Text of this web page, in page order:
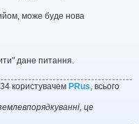
може буде нова
дане питання.
користувачем PRus, всього
це